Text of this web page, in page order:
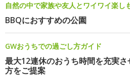
自然の中で家族や友人とワイワイ楽し
BBQにおすすめの公園
GWおうちでの過ごし方ガイド
最大12連休のおうち時間を充実
方をご提案